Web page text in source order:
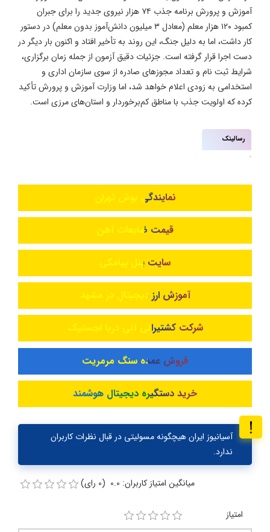
آموزش و پرورش برنامه جذب ۷۴ هزار نیروی جدید را برای جبران
کمبود ۱۲۰ هزار معلم (معادل ۳ میلیون دانش‌آموز بدون معلم) در دستور
کار داشت، اما به دلیل جنگ، این روند به تأخیر افتاد و اکنون بار دیگر در
دست اجرا قرار گرفته است. جزئیات دقیق آزمون از جمله زمان برگزاری،
شرایط ثبت نام و تعداد مجوزهای صادره از سوی سازمان اداری و
استخدامی به زودی اعلام خواهد شد، اما وزارت آموزش و پرورش تأکید
کرده که اولویت جذب با مناطق کم‌برخوردار و استان‌های مرزی است.
رسالینک
نمایندگی بوش تهران
قیمت ضایعات آهن
سایت پنل پیامکی
آموزش ارز دیجیتال در مشهد
شرکت کشتیرانی آنی دریا لجستیک
فروش عمده سنگ مرمریت
خرید دستگیره دیجیتال هوشمند
آسیانیوز ایران هیچگونه مسولیتی در قبال نظرات کاربران
ندارد.
میانگین امتیاز کاربران: 0.0 (0 رای)
امتیاز